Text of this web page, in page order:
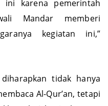
ini karena pemerintah
Mandar memberi
kegiatan ini,”
tidak hanya
Al-Qur’an, tetapi